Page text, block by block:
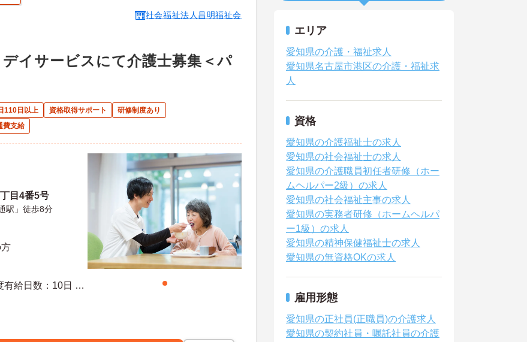
社会福祉法人昌明福祉会
イサービスにて介護士募集＜パ
110日以上 資格取得サポート
研修制度あり
費支給
目4番5号
駅」徒歩8分
エリア
愛知県の介護・福祉求人
愛知県名古屋市港区の介護・福祉求
人
資格
愛知県の介護福祉士の求人
愛知県の社会福祉士の求人
愛知県の介護職員初任者研修（ホー
ムヘルパー2級）の求人
愛知県の社会福祉主事の求人
愛知県の実務者研修（ホームヘルパ
ー1級）の求人
愛知県の精神保健福祉士の求人
愛知県の無資格OKの求人
雇用形態
愛知県の正社員(正職員)の介護求人
愛知県の契約社員・嘱託社員の介護